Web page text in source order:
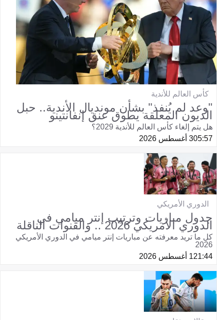
كأس العالم للأندية
"وعد لم يُنفذ" بشأن مونديال الأندية.. حبل
الديون المعلقة يطوق عنق إنفانتينو
هل يتم إلغاء كأس العالم للأندية 2029؟
05:573 أغسطس 2026
الدوري الأمريكي
جدول مباريات وترتيب إنتر ميامي في
الدوري الأمريكي 2026 .. والقنوات الناقلة
كل ما تريد معرفته عن مباريات إنتر ميامي في الدوري الأمريكي
2026
21:441 أغسطس 2026